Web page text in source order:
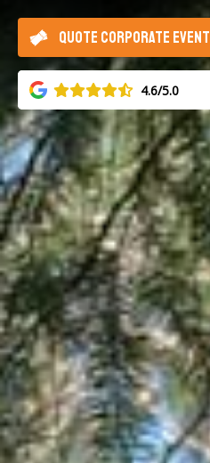
4.6/5.0
QUOTE CORPORATE EVENT